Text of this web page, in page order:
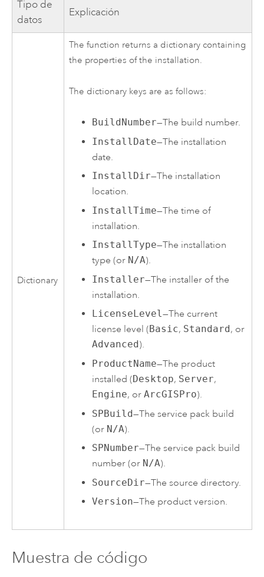
Tipo de
datos
Explicación
Dictionary
The function returns a dictionary containing
the properties of the installation.
The dictionary keys are as follows:
BuildNumber—The build number.
InstallDate—The installation
date.
InstallDir—The installation
location.
InstallTime—The time of
installation.
InstallType—The installation
type (or N/A).
Installer—The installer of the
installation.
LicenseLevel—The current
license level ( Basic, Standard , or
Advanced ).
ProductName—The product
installed (Desktop, Server,
Engine, orArcGISPro).
SPBuild—The service pack build
(or N/A).
SPNumber—The service pack build
number (or N/A).
SourceDir—The source directory.
Version—The product version.
Muestra de código